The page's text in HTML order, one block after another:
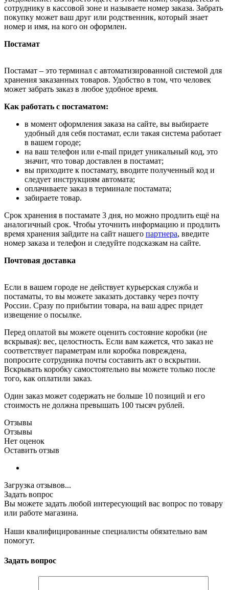
сотруднику в кассовой зоне и называете номер заказа. Забрать
покупку может ваш друг или родственник, который знает
номер и имя, на кого он оформлен.
Постамат
Постамат – это терминал с автоматизированной системой для
хранения заказанных товаров. Удобство в том, что человек
может забрать заказ в любое удобное время.
Как работать с постаматом:
в момент оформления заказа на сайте, вы выбираете
удобный для себя постамат, если такая система работает
в вашем городе;
на ваш телефон или e-mail придет уникальный код, это
значит, что товар доставлен в постамат;
вы приходите к постамату, вводите полученный код и
следует инструкциям автомата;
оплачиваете заказ в терминале постамата;
забираете товар.
Срок хранения в постамате 3 дня, но можно продлить ещё на
аналогичный срок. Чтобы уточнить информацию и продлить
время хранения зайдите на сайт нашего партнера, введите
номер заказа и телефон и следуйте подсказкам на сайте.
Почтовая доставка
Если в вашем городе не действует курьерская служба и
постаматы, то вы можете заказать доставку через почту
России. Сразу по прибытии товара, на ваш адрес придет
извещение о посылке.
Перед оплатой вы можете оценить состояние коробки (не
вскрывая): вес, целостность. Если вам кажется, что заказ не
соответствует параметрам или коробка повреждена,
попросите сотрудника почты составить акт о вскрытии.
Вскрывать коробку самостоятельно вы можете только после
того, как оплатили заказ.
Один заказ может содержать не больше 10 позиций и его
стоимость не должна превышать 100 тысяч рублей.
Отзывы
Отзывы
Нет оценок
Оставить отзыв
Загрузка отзывов...
Задать вопрос
Вы можете задать любой интересующий вас вопрос по товару
или работе магазина.
Наши квалифицированные специалисты обязательно вам
помогут.
Задать вопрос